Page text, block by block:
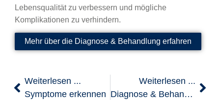
Lebensqualität zu verbessern und mögliche
Komplikationen zu verhindern.
Mehr über die Diagnose & Behandlung erfahren
Weiterlesen ...
Symptome erkennen
Weiterlesen ...
Diagnose & Behandlung